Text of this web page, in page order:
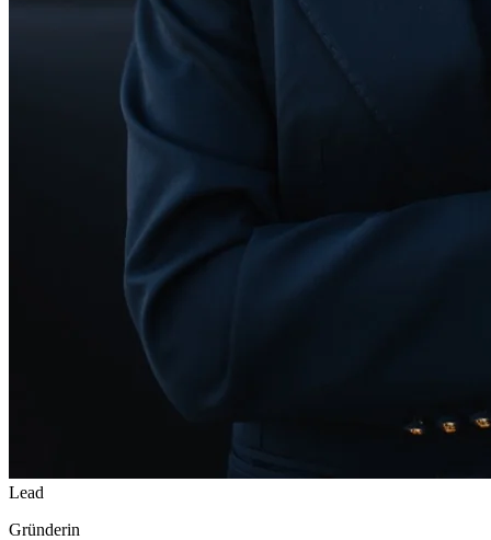
Lead
Gründerin